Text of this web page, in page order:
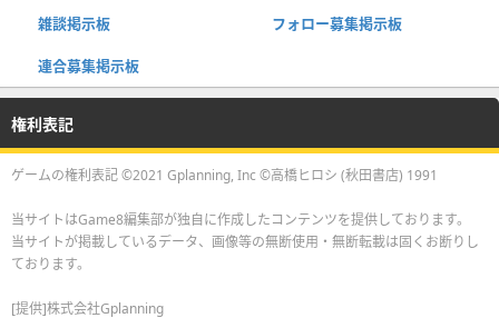
雑談掲示板 フォロー募集掲示板
連合募集掲示板
権利表記
ゲームの権利表記 ©2021 Gplanning, Inc ©高橋ヒロシ (秋田書店) 1991
当サイトはGame8編集部が独自に作成したコンテンツを提供しております。
当サイトが掲載しているデータ、画像等の無断使用・無断転載は固くお断りし
ております。
[提供]株式会社Gplanning